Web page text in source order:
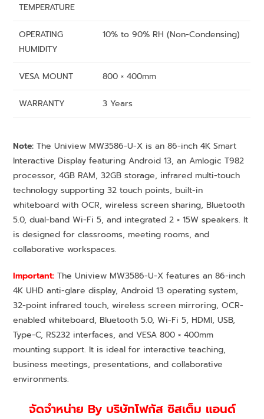
TEMPERATURE
OPERATING
HUMIDITY
10% to 90% RH (Non-Condensing)
VESA MOUNT 800 × 400mm
WARRANTY 3 Years
Note: The Uniview MW3586-U-X is an 86-inch 4K Smart
Interactive Display featuring Android 13, an Amlogic T982
processor, 4GB RAM, 32GB storage, infrared multi-touch
technology supporting 32 touch points, built-in
whiteboard with OCR, wireless screen sharing, Bluetooth
5.0, dual-band Wi-Fi 5, and integrated 2 × 15W speakers. It
is designed for classrooms, meeting rooms, and
collaborative workspaces.
Important: The Uniview MW3586-U-X features an 86-inch
4K UHD anti-glare display, Android 13 operating system,
32-point infrared touch, wireless screen mirroring, OCR-
enabled whiteboard, Bluetooth 5.0, Wi-Fi 5, HDMI, USB,
Type-C, RS232 interfaces, and VESA 800 × 400mm
mounting support. It is ideal for interactive teaching,
business meetings, presentations, and collaborative
environments.
จัดจำหน่าย By บริษัทโฟกัส ซิสเต็ม แอนด์